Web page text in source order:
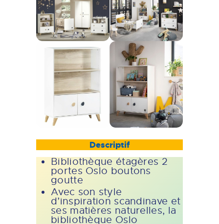
Descriptif
Bibliothèque étagères 2
portes Oslo boutons
goutte
Avec son style
d’inspiration scandinave et
ses matières naturelles, la
bibliothèque Oslo